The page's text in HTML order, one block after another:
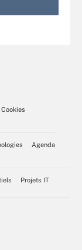
Agenda
Projets IT